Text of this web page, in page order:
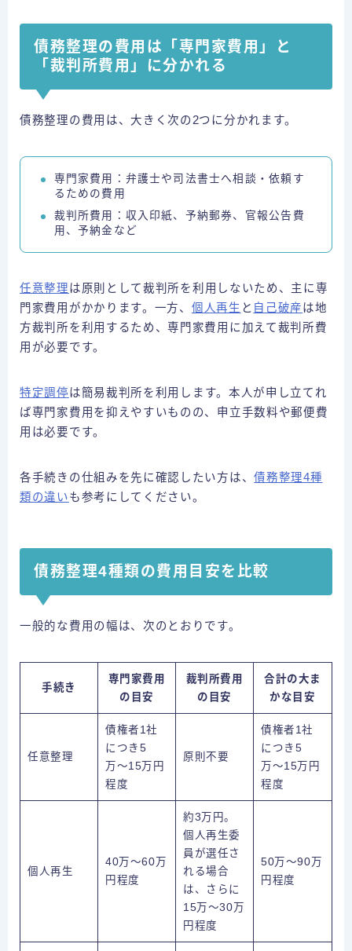
債務整理の費用は「専門家費用」と
「裁判所費用」に分かれる
債務整理の費用は、大きく次の2つに分かれます。
専門家費用：弁護士や司法書士へ相談・依頼す
るための費用
裁判所費用：収入印紙、予納郵券、官報公告費
用、予納金など
任意整理は原則として裁判所を利用しないため、主に専
門家費用がかかります。一方、 個人再生 と 自己破産は地
方裁判所を利用するため、専門家費用に加えて裁判所費
用が必要です。
特定調停は簡易裁判所を利用します。本人が申し立てれ
ば専門家費用を抑えやすいものの、申立手数料や郵便費
用は必要です。
各手続きの仕組みを先に確認したい方は、債務整理4種
類の違いも参考にしてください。
債務整理4種類の費用目安を比較
一般的な費用の幅は、次のとおりです。
手続き
専門家費用
の目安
裁判所費用
の目安
合計の大ま
かな目安
任意整理
債権者1社
につき5
万〜15万円
程度
原則不要
債権者1社
につき5
万〜15万円
程度
個人再生
40万〜60万
円程度
約3万円。
個人再生委
員が選任さ
れる場合
は、さらに
15万〜30万
円程度
50万〜90万
円程度